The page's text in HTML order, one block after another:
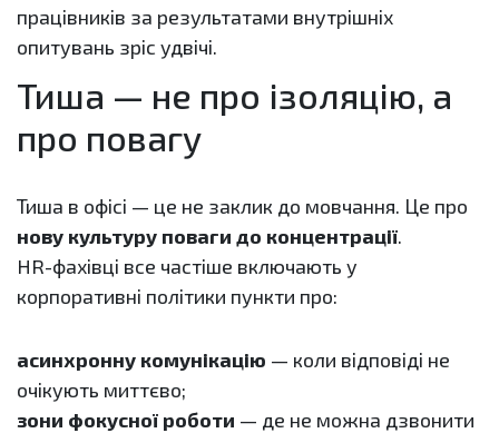
працівників за результатами внутрішніх
опитувань зріс удвічі.
Тиша — не про ізоляцію, а
про повагу
Тиша в офісі — це не заклик до мовчання. Це про
нову культуру поваги до концентрації.
HR-фахівці все частіше включають у
корпоративні політики пункти про:
асинхронну комунікацію — коли відповіді не
очікують миттєво;
зони фокусної роботи — де не можна дзвонити